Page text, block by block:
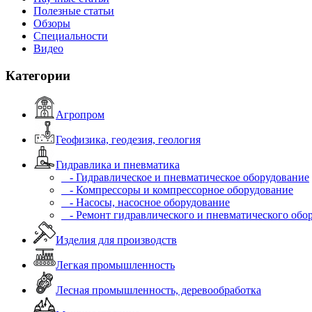
Полезные статьи
Обзоры
Специальности
Видео
Категории
Агропром
Геофизика, геодезия, геология
Гидравлика и пневматика
- Гидравлическое и пневматическое оборудование
- Компрессоры и компрессорное оборудование
- Насосы, насосное оборудование
- Ремонт гидравлического и пневматического
Изделия для производств
Легкая промышленность
Лесная промышленность, деревообработка